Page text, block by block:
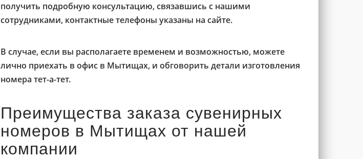
получить подробную консультацию, связавшись с нашими
сотрудниками, контактные телефоны указаны на сайте.
В случае, если вы располагаете временем и возможностью, можете
лично приехать в офис в Мытищах, и обговорить детали изготовления
номера тет-а-тет.
Преимущества заказа сувенирных
номеров в Мытищах от нашей
компании